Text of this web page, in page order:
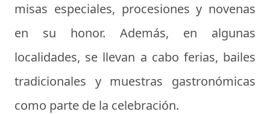
misas especiales, procesiones y novenas
en su honor. Además, en algunas
localidades, se llevan a cabo ferias, bailes
tradicionales y muestras gastronómicas
como parte de la celebración.